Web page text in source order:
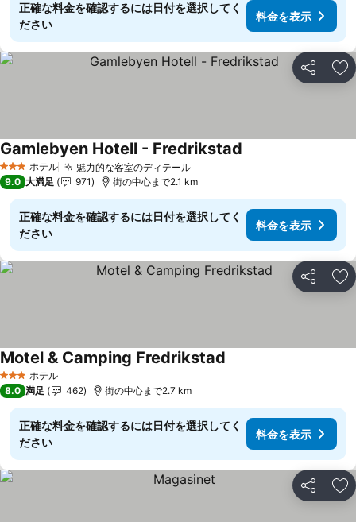
正確な料金を確認するには日付を選択してく
ださい
料金を表示
シェア お
3 ホテルのランク
ホテル 魅力的な客室のディテール
Gamlebyen Hotell - Fredrikstad
9.0 大満足 971 街の中心まで2.1 km
正確な料金を確認するには日付を選択してく
ださい
料金を表示
シェア お
3 ホテルのランク
ホテル
Motel & Camping Fredrikstad
8.0 満足 462 街の中心まで2.7 km
正確な料金を確認するには日付を選択してく
ださい
料金を表示
シェア お